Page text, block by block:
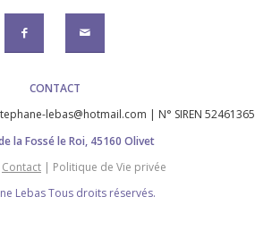
CONTACT
lebas@hotmail.com | N° SIREN
la Fossé le Roi, 45160 Olivet
Contact | Politique de Vie privée
Lebas Tous droits réservés.